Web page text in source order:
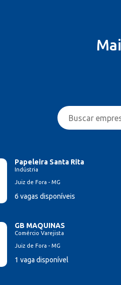
Papeleira Santa Rita
Indústria
Juiz de Fora - MG
6 vagas disponíveis
GB MAQUINAS
Comércio Varejista
Juiz de Fora - MG
1 vaga disponível